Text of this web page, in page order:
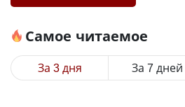
Самое читаемое
За 3 дня За 7 дней